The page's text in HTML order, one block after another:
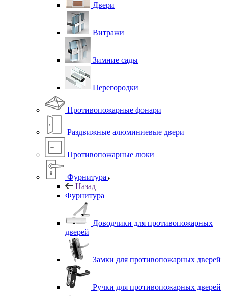
Двери
Витражи
Зимние сады
Перегородки
Противопожарные фонари
Раздвижные алюминиевые двери
Противопожарные люки
Фурнитура
Назад
Фурнитура
Доводчики для противопожарных
дверей
Замки для противопожарных дверей
Ручки для противопожарных дверей